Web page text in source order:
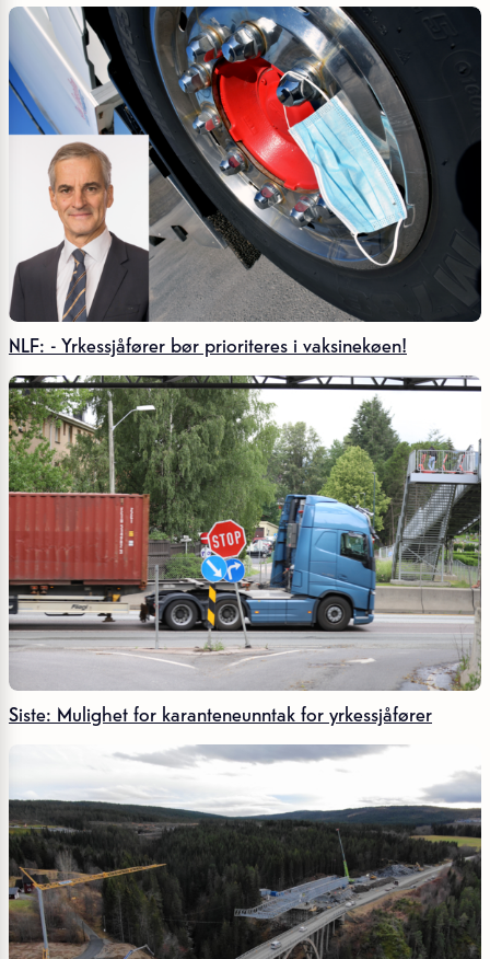
NLF: - Yrkessjåfører bør prioriteres i vaksinekøen!
Siste: Mulighet for karanteneunntak for yrkessjåfører